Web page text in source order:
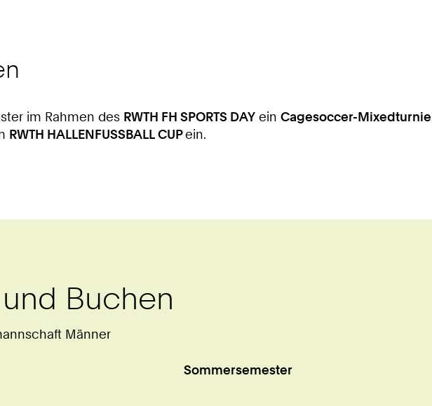
im Rahmen des RWTH FH SPORTS DAY ein Cagesoccer-
RWTH HALLENFUSSBALL CUPein.
Buchen
Männer
Sommersemester